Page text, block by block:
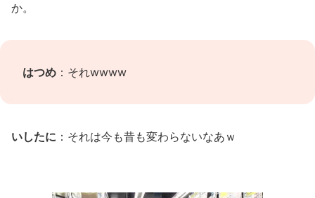
か。
はつめ ：それwwww
いしたに ：それは今も昔も変わらないなあｗ